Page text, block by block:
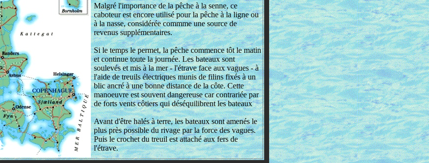
Malgré l'importance de la pêche à la senne, ce
caboteur est encore utilisé pour la pêche à la ligne ou
à la nasse, considérée commme une source de
revenus supplémentaires.
Si le temps le permet, la pêche commence tôt le matin
et continue toute la journée. Les bateaux sont
soulevés et mis à la mer - l'étrave face aux vagues - à
l'aide de treuils électriques munis de filins fixés à un
blic ancré à une bonne distance de la côte. Cette
manoeuvre est souvent dangereuse car contrariée par
de forts vents côtiers qui déséquilibrent les bateaux
Avant d'être halés à terre, les bateaux sont amenés le
plus près possible du rivage par la force des vagues.
Puis le crochet du treuil est attaché aux fers de
l'étrave.